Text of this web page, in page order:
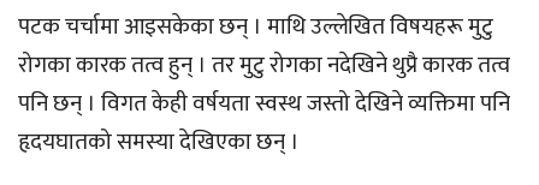
पटक चर्चामा आइसकेका छन् । माथि उल्लेखित विषयहरू मुटु
रोगका कारक तत्व हुन् । तर मुटु रोगका नदेखिने थुप्रै कारक तत्व
पनि छन् । विगत केही वर्षयता स्वस्थ जस्तो देखिने व्यक्तिमा पनि
हृदयघातको समस्या देखिएका छन् ।